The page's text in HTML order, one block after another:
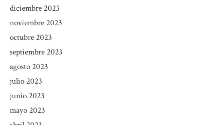
diciembre 2023
noviembre 2023
octubre 2023
septiembre 2023
agosto 2023
julio 2023
junio 2023
mayo 2023